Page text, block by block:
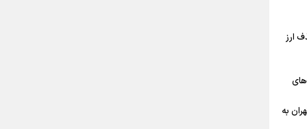
ارز
به